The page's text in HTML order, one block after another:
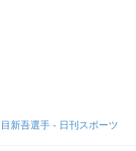
新吾選手 - 日刊スポーツ